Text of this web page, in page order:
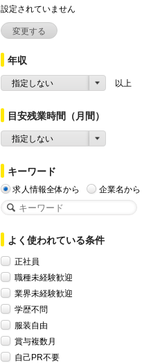
設定されていません
変更する
年収
指定しない 以上
目安残業時間（月間）
指定しない
キーワード
求人情報全体から 企業名から
よく使われている条件
正社員
職種未経験歓迎
業界未経験歓迎
学歴不問
服装自由
賞与複数月
自己PR不要